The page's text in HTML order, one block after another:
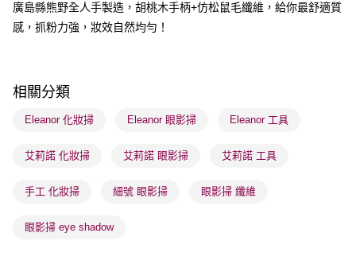
順豐自助櫃 - 確認發貨後1-3個工作天送達
每筆HK$65.00，滿HK$300.00或以上免運費
每筆HK$65.00，滿HK$300.00或以上免運費
確認發貨後1-3 工作天送達，訂單將隨機分配至SF順豐速運或京東
每筆HK$65.00，滿HK$300.00或以上免運費
(香港門市) 只顯示可選門市。確認發貨後2-5個工作天到店，3天內
每筆HK$20.00，滿HK$100.00或以上免運費
廣島縣熊野全人手製造，胡桃木手柄+仿松鼠毛纖維，給你最舒適質
感，抓粉力強，妝效自然均勻！
相關分類
Eleanor 化妝掃 Eleanor 眼影掃 Eleanor 工具
艾莉諾 化妝掃 艾莉諾 眼影掃 艾莉諾 工具
手工 化妝掃 細號 眼影掃 眼影掃 纖維
眼影掃 eye shadow